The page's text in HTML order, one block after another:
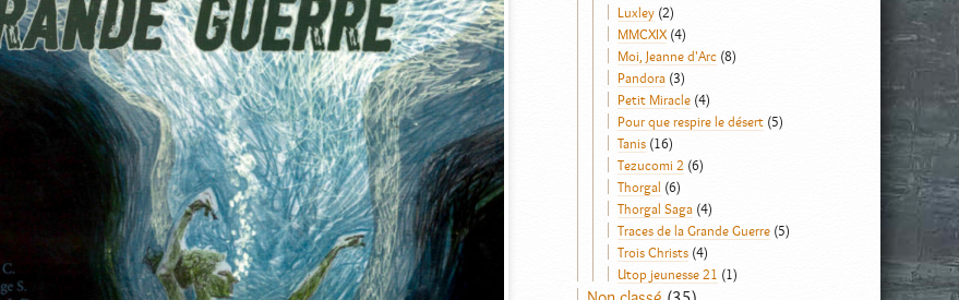
Luxley(2)
MMCXIX(4)
Moi, Jeanne d'Arc(8)
Pandora(3)
Petit Miracle(4)
Pour que respire le désert(5)
Tanis(16)
Tezucomi 2 (6)
Thorgal (6)
Thorgal Saga(4)
Traces de la Grande Guerre(5)
Trois Christs(4)
Utop jeunesse 21 (1)